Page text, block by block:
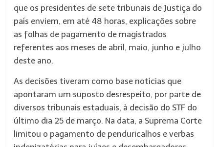
que os presidentes de sete tribunais de Justiça do
país enviem, em até 48 horas, explicações sobre
as folhas de pagamento de magistrados
referentes aos meses de abril, maio, junho e julho
deste ano.
As decisões tiveram como base notícias que
apontaram um suposto desrespeito, por parte de
diversos tribunais estaduais, à decisão do STF do
último dia 25 de março. Na data, a Suprema Corte
limitou o pagamento de penduricalhos e verbas